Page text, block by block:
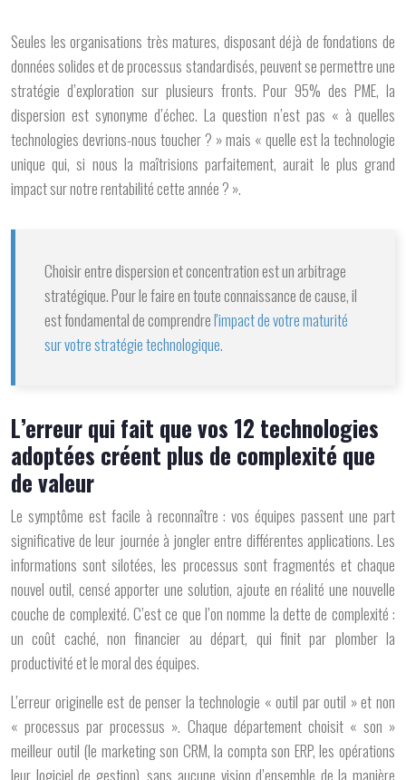
Seules les organisations très matures, disposant déjà de fondations de
données solides et de processus standardisés, peuvent se permettre une
stratégie d’exploration sur plusieurs fronts. Pour 95% des PME, la
dispersion est synonyme d’échec. La question n’est pas « à quelles
technologies devrions-nous toucher ? » mais « quelle est la technologie
unique qui, si nous la maîtrisions parfaitement, aurait le plus grand
impact sur notre rentabilité cette année ? ».
Choisir entre dispersion et concentration est un arbitrage
stratégique. Pour le faire en toute connaissance de cause, il
est fondamental de comprendrel'impact de votre maturité
sur votre stratégie technologique.
L’erreur qui fait que vos 12 technologies
adoptées créent plus de complexité que
de valeur
Le symptôme est facile à reconnaître : vos équipes passent une part
significative de leur journée à jongler entre différentes applications. Les
informations sont silotées, les processus sont fragmentés et chaque
nouvel outil, censé apporter une solution, ajoute en réalité une nouvelle
couche de complexité. C’est ce que l’on nomme la dette de complexité :
un coût caché, non financier au départ, qui finit par plomber la
productivité et le moral des équipes.
L’erreur originelle est de penser la technologie « outil par outil » et non
« processus par processus ». Chaque département choisit « son »
meilleur outil (le marketing son CRM, la compta son ERP, les opérations
leur logiciel de gestion), sans aucune vision d’ensemble de la manière